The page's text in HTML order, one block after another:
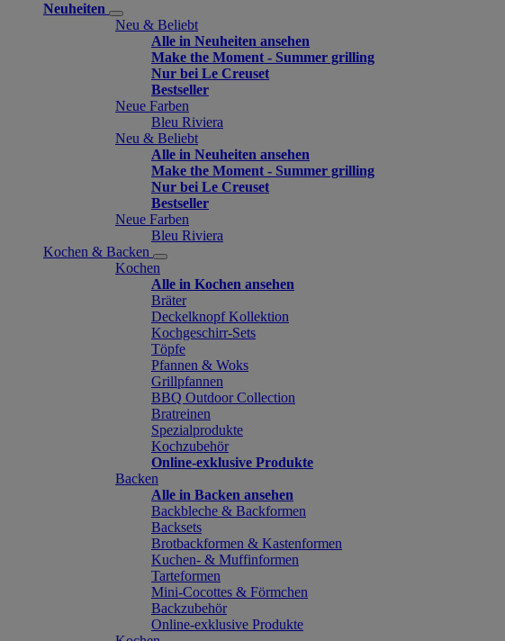
Neuheiten
Neu & Beliebt
Alle in Neuheiten ansehen
Make the Moment - Summer grilling
Nur bei Le Creuset
Bestseller
Neue Farben
Bleu Riviera
Neu & Beliebt
Alle in Neuheiten ansehen
Make the Moment - Summer grilling
Nur bei Le Creuset
Bestseller
Neue Farben
Bleu Riviera
Kochen & Backen
Kochen
Alle in Kochen ansehen
Bräter
Deckelknopf Kollektion
Kochgeschirr-Sets
Töpfe
Pfannen & Woks
Grillpfannen
BBQ Outdoor Collection
Bratreinen
Spezialprodukte
Kochzubehör
Online-exklusive Produkte
Backen
Alle in Backen ansehen
Backbleche & Backformen
Backsets
Brotbackformen & Kastenformen
Kuchen- & Muffinformen
Tarteformen
Mini-Cocottes & Förmchen
Backzubehör
Online-exklusive Produkte